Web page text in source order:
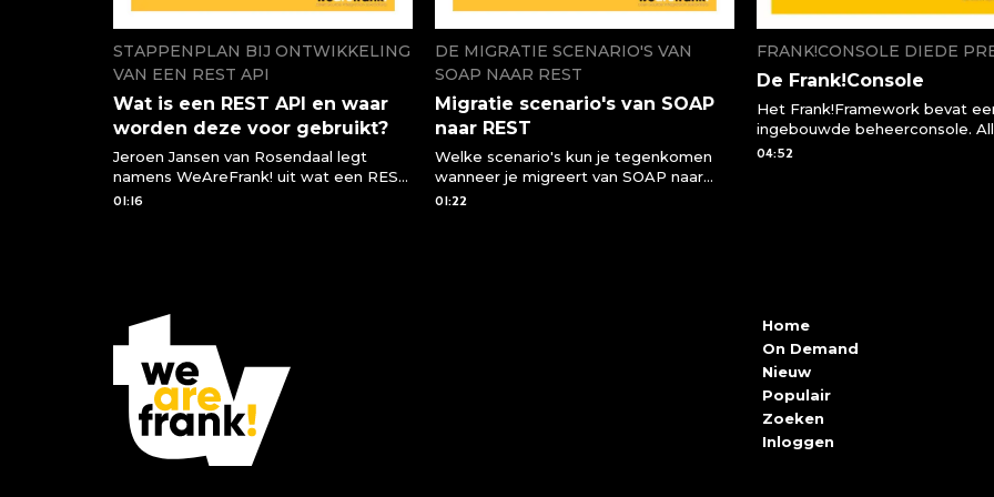
STAPPENPLAN BIJ ONTWIKKELING
VAN EEN REST API
Wat is een REST API en waar
worden deze voor gebruikt?
Jeroen Jansen van Rosendaal legt
namens WeAreFrank! uit wat een REST
API is en waar we deze voor kunnen
01:16
DE MIGRATIE SCENARIO'S VAN
SOAP NAAR REST
Migratie scenario's van SOAP
naar REST
Welke scenario's kun je tegenkomen
wanneer je migreert van SOAP naar
een REST API
01:22
FRANK!CONSOLE DIEDE
De Frank!Console
Het Frank!Framework bevat
ingebouwde beheerconsole.
processen binnen je applicatie
04:52
Home
On Demand
Nieuw
Populair
Zoeken
Inloggen